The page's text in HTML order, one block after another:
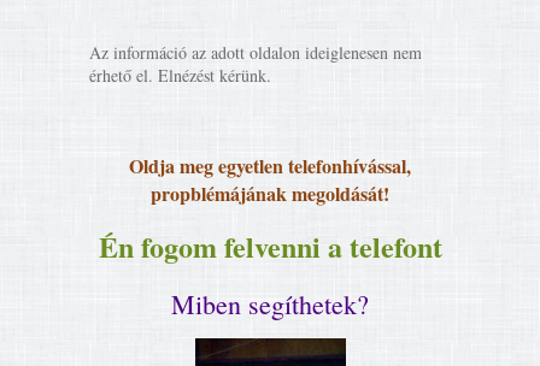
Az információ az adott oldalon ideiglenesen nem
érhető el. Elnézést kérünk.
Oldja meg egyetlen telefonhívással,
propblémájának megoldását!
Én fogom felvenni a telefont
Miben segíthetek?